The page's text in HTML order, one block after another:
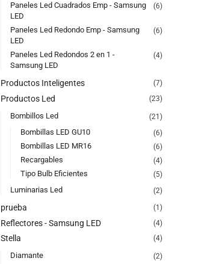
Paneles Led Cuadrados Emp - Samsung
LED
(6)
Paneles Led Redondo Emp - Samsung
LED
(6)
Paneles Led Redondos 2 en 1 -
Samsung LED
(4)
Productos Inteligentes (7)
Productos Led (23)
Bombillos Led (21)
Bombillas LED GU10 (6)
Bombillas LED MR16 (6)
Recargables (4)
Tipo Bulb Eficientes (5)
Luminarias Led (2)
prueba (1)
Reflectores - Samsung LED (4)
Stella (4)
Diamante (2)